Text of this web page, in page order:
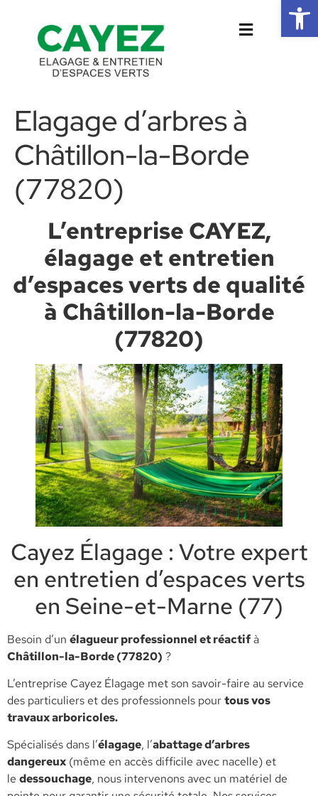
Elagage d’arbres à
Châtillon-la-Borde
(77820)
L’entreprise CAYEZ,
élagage et entretien
d’espaces verts de qualité
à Châtillon-la-Borde
(77820)
Cayez Élagage : Votre expert
en entretien d’espaces verts
en Seine-et-Marne (77)
​Besoin d’un élagueur professionnel et réactifà
Châtillon-la-Borde (77820) ?
L’entreprise Cayez Élagage met son savoir-faire au service
des particuliers et des professionnels pourtous vos
travaux arboricoles.
​Spécialisés dans l’élagage, l’abattage d’arbres
dangereux (même en accès difficile avec nacelle) et
le dessouchage, nous intervenons avec un matériel de